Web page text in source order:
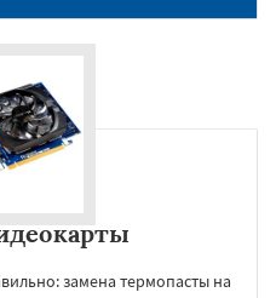
замена термопасты на